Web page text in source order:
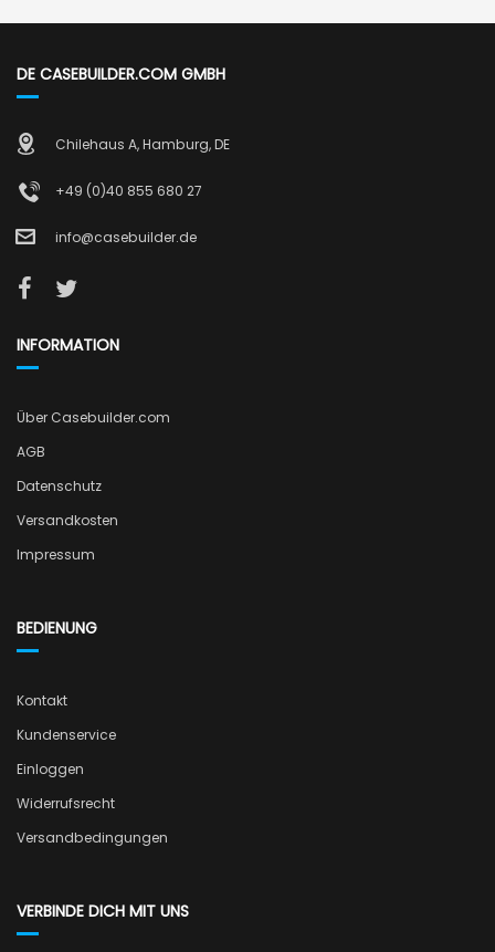
DE CASEBUILDER.COM GMBH
Chilehaus A, Hamburg, DE
+49 (0)40 855 680 27
info@casebuilder.de
INFORMATION
Über Casebuilder.com
AGB
Datenschutz
Versandkosten
Impressum
BEDIENUNG
Kontakt
Kundenservice
Einloggen
Widerrufsrecht
Versandbedingungen
VERBINDE DICH MIT UNS